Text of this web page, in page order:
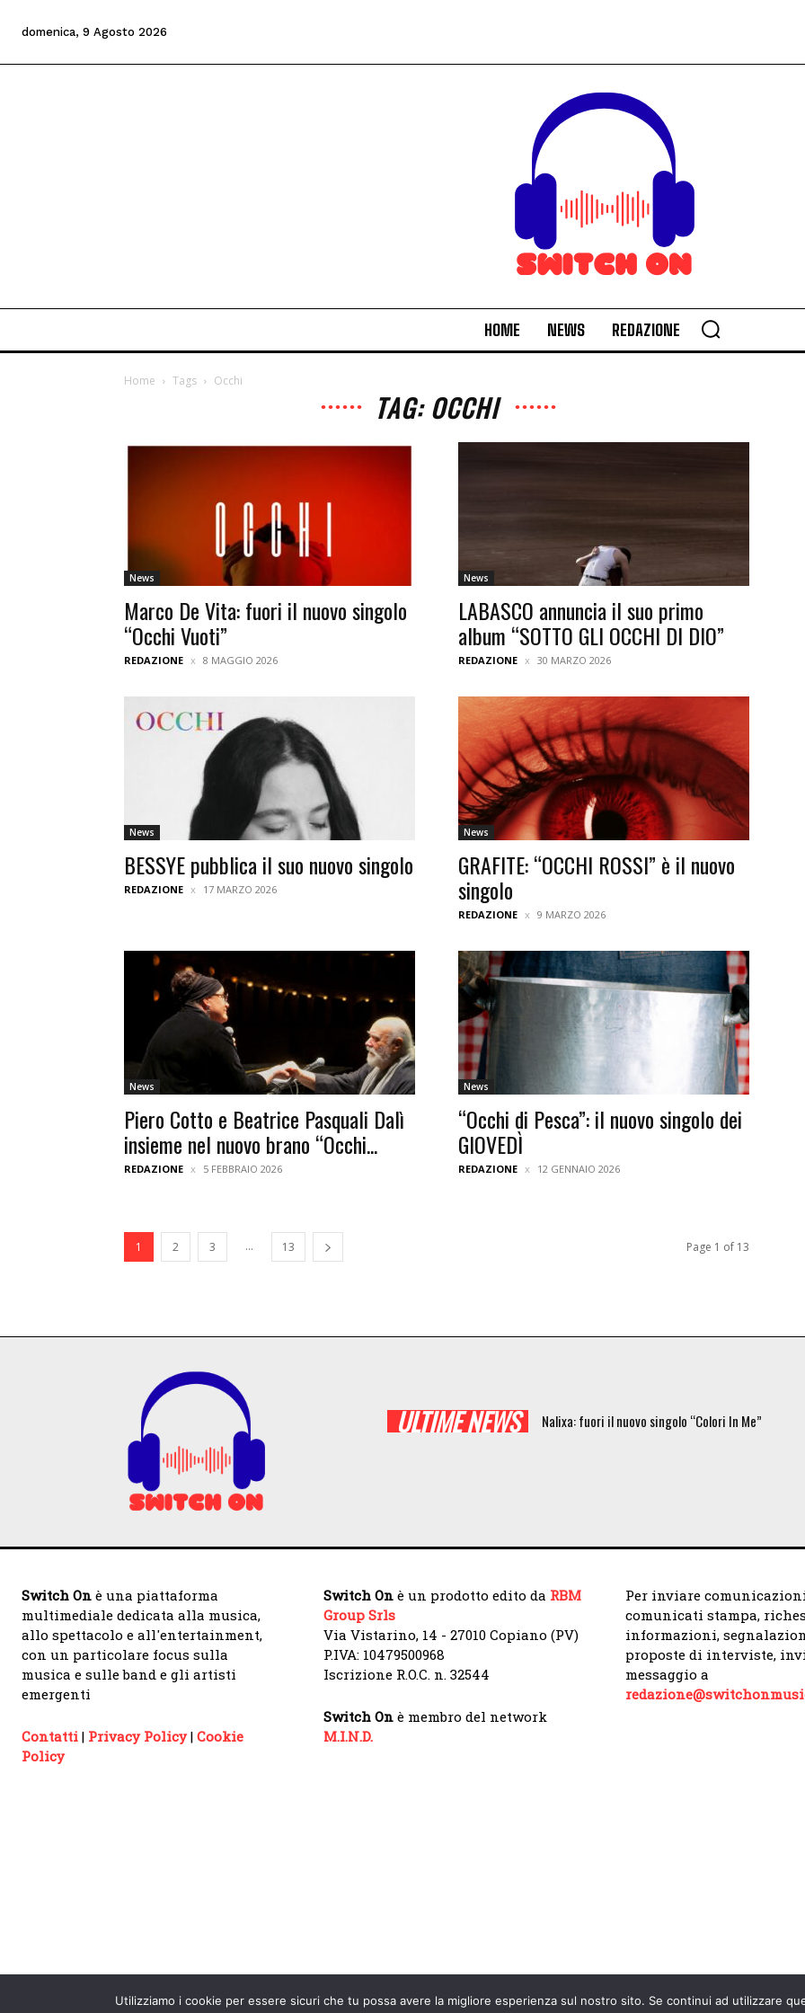
domenica, 9 Agosto 2026
HOME NEWS REDAZIONE
Home Tags Occhi
TAG: OCCHI
News
Marco De Vita: fuori il nuovo singolo
“Occhi Vuoti”
REDAZIONE 8 MAGGIO 2026
News
LABASCO annuncia il suo primo
album “SOTTO GLI OCCHI DI DIO”
REDAZIONE 30 MARZO 2026
News
BESSYE pubblica il suo nuovo singolo
REDAZIONE 17 MARZO 2026
News
GRAFITE: “OCCHI ROSSI” è il nuovo
singolo
REDAZIONE 9 MARZO 2026
News
Piero Cotto e Beatrice Pasquali Dalì
insieme nel nuovo brano “Occhi...
REDAZIONE 5 FEBBRAIO 2026
News
“Occhi di Pesca”: il nuovo singolo dei
GIOVEDÌ
REDAZIONE 12 GENNAIO 2026
1 2 3 ... 13 Page 1 of 13
ULTIME NEWS Nalixa: fuori il nuovo singolo “Colori In Me”
Switch On è una piattaforma
multimediale dedicata alla musica,
allo spettacolo e all'entertainment,
con un particolare focus sulla
musica e sulle band e gli artisti
emergenti
Contatti | Privacy Policy| Cookie
Policy
Switch On è un prodotto edito da RBM
Group Srls
Via Vistarino, 14 - 27010 Copiano (PV)
P.IVA: 10479500968
Iscrizione R.O.C. n. 32544
Switch On è membro del network
M.I.N.D.
Per inviare
comunicati stampa,
informazioni,
proposte di interviste,
messaggio a
© Switch On. All Rights Reserved.
Utilizziamo i cookie per essere sicuri che tu possa avere la migliore esperienza sul nostro sito. Se continui ad utilizzare